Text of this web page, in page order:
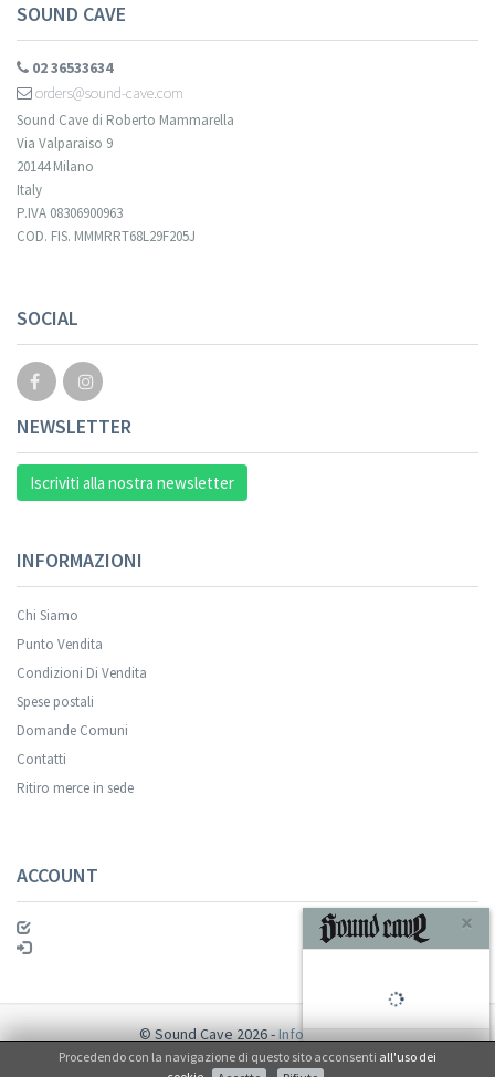
SOUND CAVE
02 36533634
orders@sound-cave.com
Sound Cave di Roberto Mammarella
Via Valparaiso 9
20144 Milano
Italy
P.IVA 08306900963
COD. FIS. MMMRRT68L29F205J
SOCIAL
NEWSLETTER
Iscriviti alla nostra newsletter
INFORMAZIONI
Chi Siamo
Punto Vendita
Condizioni Di Vendita
Spese postali
Domande Comuni
Contatti
Ritiro merce in sede
ACCOUNT
© Sound Cave 2026 -Info privacy
Your registration was successful.
ISCRIVITI
Non mi interessa
Procedendo con la navigazione di questo sito acconsenti all'uso dei